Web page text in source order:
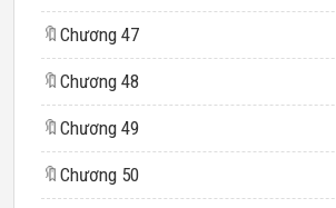
🔖 Chương 47
🔖 Chương 48
🔖 Chương 49
🔖 Chương 50